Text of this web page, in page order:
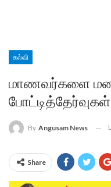
கல்வி
மாணவர்களை
By Angusam News
Share